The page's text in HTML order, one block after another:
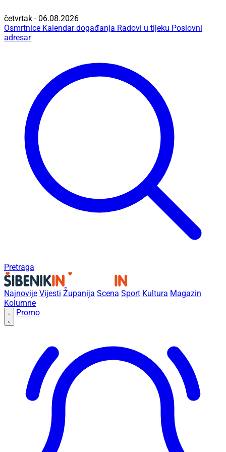
četvrtak - 06.08.2026
Osmrtnice Kalendar događanja Radovi u tijeku Poslovni
adresar
Pretraga
Najnovije Vijesti Županija Scena Sport Kultura Magazin
Kolumne
Promo